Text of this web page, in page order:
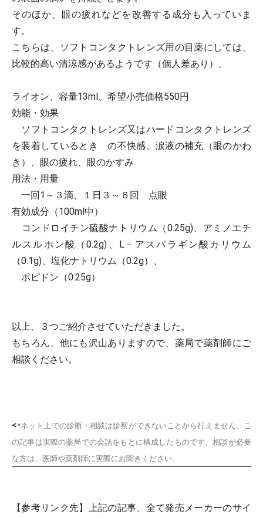
そのほか、眼の疲れなどを改善する成分も入っていま
す。
こちらは、ソフトコンタクトレンズ用の目薬にしては、
比較的高い清涼感があるようです（個人差あり）。
ライオン、容量13ml、希望小売価格550円
効能・効果
ソフトコンタクトレンズ又はハードコンタクトレンズ
を装着しているとき の不快感、涙液の補充（眼のかわ
き）、眼の疲れ、眼のかすみ
用法・用量
一回1～３滴、１日３～６回 点眼
有効成分（100ml中）
コンドロイチン硫酸ナトリウム（0.25g)、アミノエチ
ルスルホン酸（0.2g)、L－アスパラギン酸カリウム
（0.1g)、塩化ナトリウム（0.2g）、
ポピドン（0.25g）
以上、３つご紹介させていただきました。
もちろん、他にも沢山ありますので、薬局で薬剤師にご
相談ください。
<*ネット上での診断・相談は診察ができないことから行えません。こ
の記事は実際の薬局での会話をもとに構成したものです。相談が必要
な方は、医師や薬剤師に実際にお聞きください。
【参考リンク先】上記の記事、全て発売メーカーのサイ